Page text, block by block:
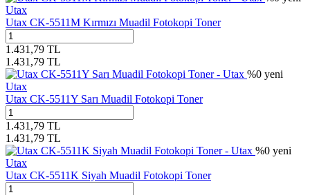
Utax
Utax CK-5511M Kırmızı Muadil Fotokopi Toner
1.431,79 TL
1.431,79 TL
%0 yeni
Utax
Utax CK-5511Y Sarı Muadil Fotokopi Toner
1.431,79 TL
1.431,79 TL
%0 yeni
Utax
Utax CK-5511K Siyah Muadil Fotokopi Toner